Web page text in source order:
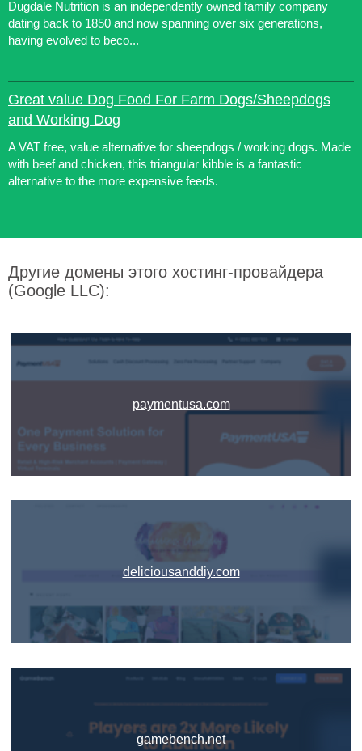
Dugdale Nutrition is an independently owned family company
dating back to 1850 and now spanning over six generations,
having evolved to beco...
Great value Dog Food For Farm Dogs/Sheepdogs
and Working Dog
A VAT free, value alternative for sheepdogs / working dogs. Made
with beef and chicken, this triangular kibble is a fantastic
alternative to the more expensive feeds.
Другие домены этого хостинг-провайдера
(Google LLC):
paymentusa.com
deliciousanddiy.com
gamebench.net